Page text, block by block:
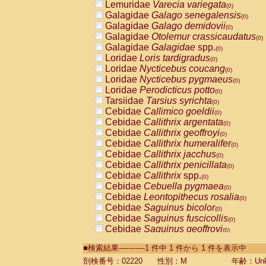
Lemuridae Varecia variegata(0)
Galagidae Galago senegalensis(0)
Galagidae Galago demidovii(0)
Galagidae Otolemur crassicaudatus(0)
Galagidae Galagidae spp.(0)
Loridae Loris tardigradus(0)
Loridae Nycticebus coucang(0)
Loridae Nycticebus pygmaeus(0)
Loridae Perodicticus potto(0)
Tarsiidae Tarsius syrichta(0)
Cebidae Callimico goeldii(0)
Cebidae Callithrix argentata(0)
Cebidae Callithrix geoffroyi(0)
Cebidae Callithrix humeralifer(0)
Cebidae Callithrix jacchus(0)
Cebidae Callithrix penicillata(0)
Cebidae Callithrixspp.(0)
Cebidae Cebuella pygmaea(0)
Cebidae Leontopithecus rosalia(0)
Cebidae Saguinus bicolor(0)
Cebidae Saguinus fuscicollis(0)
Cebidae Saguinus geoffroyi(0)
CebidaeSaguinus labiatus(0)
Cebidae Saguinus leucopus (0)
■検索結果-----------1 件中 1 件から 1 件を表示中
剖検番号：02220
性別：M 年齢：